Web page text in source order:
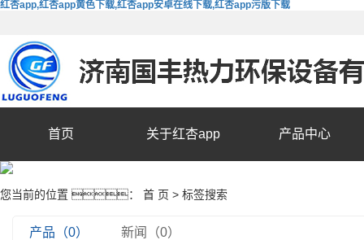
红杏app,红杏app黄色下载,红杏app安卓在线下载,红杏app污版下载
首页 关于红杏app 产品中心
您当前的位置 ： 首 页 > 标签搜索
产品（0） 新闻（0）